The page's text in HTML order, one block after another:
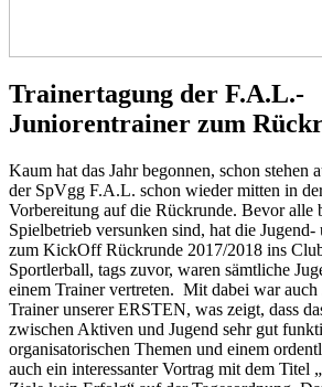
Trainertagung der F.A.L.-
Juniorentrainer zum
Kaum hat das Jahr begonnen, schon stehen
der SpVgg F.A.L. schon wieder mitten in
Vorbereitung auf die Rückrunde. Bevor alle
Spielbetrieb versunken sind, hat die
zum KickOff Rückrunde 2017/2018 ins
Sportlerball, tags zuvor, waren sämtliche
einem Trainer vertreten. Mit dabei war auch
Trainer unserer ERSTEN, was zeigt, dass
zwischen Aktiven und Jugend sehr gut
organisatorischen Themen und einem
auch ein interessanter Vortrag mit dem Titel